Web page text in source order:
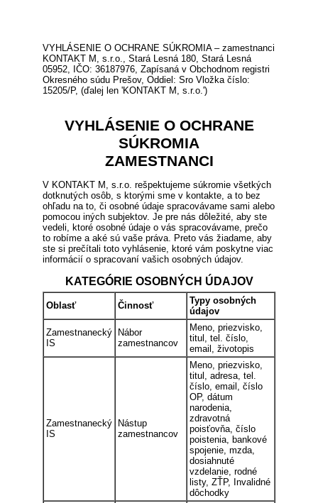
VYHLÁSENIE O OCHRANE SÚKROMIA – zamestnanci
KONTAKT M, s.r.o., Stará Lesná 180, Stará Lesná
05952, IČO: 36187976, Zapísaná v Obchodnom registri
Okresného súdu Prešov, Oddiel: Sro Vložka číslo:
15205/P, (ďalej len 'KONTAKT M, s.r.o.')
VYHLÁSENIE O OCHRANE
SÚKROMIA
ZAMESTNANCI
V KONTAKT M, s.r.o. rešpektujeme súkromie všetkých
dotknutých osôb, s ktorými sme v kontakte, a to bez
ohľadu na to, či osobné údaje spracovávame sami alebo
pomocou iných subjektov. Je pre nás dôležité, aby ste
vedeli, ktoré osobné údaje o vás spracovávame, prečo
to robíme a aké sú vaše práva. Preto vás žiadame, aby
ste si prečítali toto vyhlásenie, ktoré vám poskytne viac
informácií o spracovaní vašich osobných údajov.
KATEGÓRIE OSOBNÝCH ÚDAJOV
Oblasť Činnosť
Typy osobných
údajov
Zamestnanecký
IS
Nábor
zamestnancov
Meno, priezvisko,
titul, tel. číslo,
email, životopis
Zamestnanecký
IS
Nástup
zamestnancov
Meno, priezvisko,
titul, adresa, tel.
číslo, email, číslo
OP, dátum
narodenia,
zdravotná
poisťovňa, číslo
poistenia, bankové
spojenie, mzda,
dosiahnuté
vzdelanie, rodné
listy, ZŤP, Invalidné
dôchodky